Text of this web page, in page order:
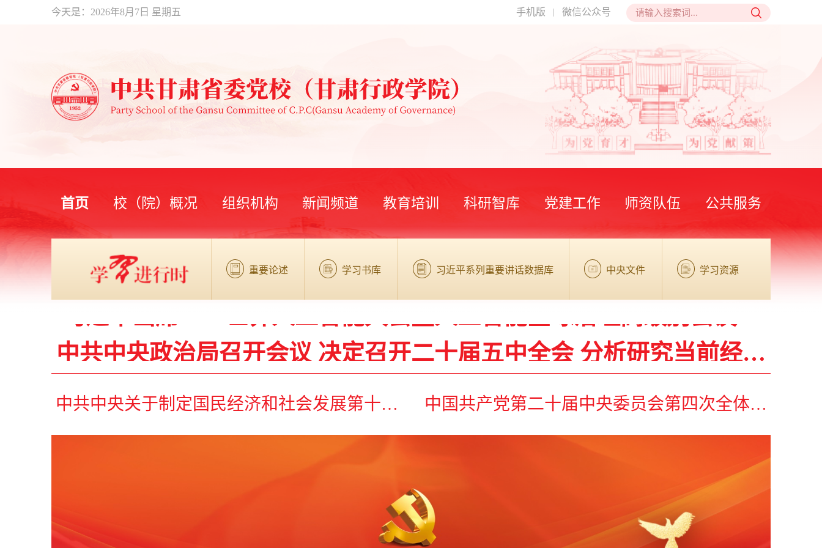
今天是： 2026年8月7日 星期五 手机版 微信公众号
首页 校（院）概况 组织机构 新闻频道 教育培训 科研智库 党建工作 师资队伍 公共服务
重要论述 学习书库 习近平系列重要讲话数据库 中央文件 学习资源
习近平出席2026世界人工智能大会暨人工智能全球治理高级别会议开
幕式并发表主旨讲话
中共中央政治局召开会议 决定召开二十届五中全会 分析研究当前经济
形势和经济工作 中共中央总书记习近平主持会议
习近平对基础教育工作作出重要指示
习近平出席2026世界人工智能大会暨人工智能全球治理高级别会议开
幕式并发表主旨讲话
中共中央政治局召开会议 决定召开二十届五中全会 分析研究当前经济
形势和经济工作 中共中央总书记习近平主持会议
中国共产党第二十届中央委员会第四次全体会
树立和践行正确政绩观学习教育中央指导组完